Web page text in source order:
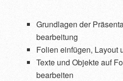
Grundlagen der
bearbeitung
Folien einfügen, Layout
Texte und Objekte auf
bearbeiten